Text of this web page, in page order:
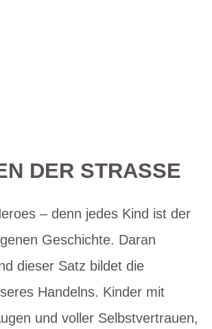
DER STRASSE
– denn jedes Kind ist der
Geschichte. Daran
dieser Satz bildet die
Handelns. Kinder mit
und voller Selbstvertrauen,